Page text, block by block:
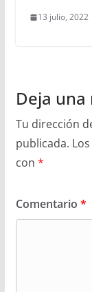
13 julio, 2022
Deja
Tu dirección
publicada.
con *
Comentario *